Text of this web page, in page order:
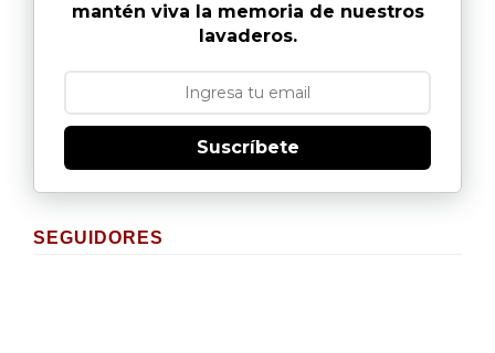
mantén viva la memoria de nuestros
lavaderos.
Suscríbete
SEGUIDORES